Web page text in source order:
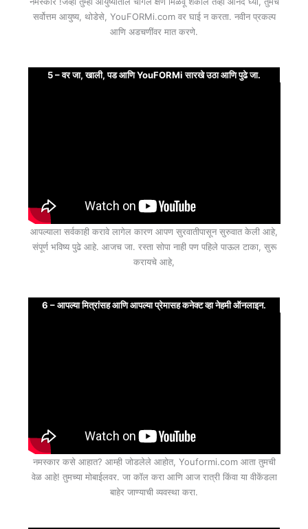
सर्वोत्तम आयुष्य, थोडेसे, YouFORMi.com वर घाई न करता. नवीन प्रकल्प
आणि अडचणींवर मात करणे.
5 – वर जा, खाली, पड आणि YouFORMi सारखे उठा आणि पुढे जा.
आपल्याला सर्वकाही करावे लागेल कारण आपण सुरवातीपासून सुरुवात केली आहे,
संपूर्ण भविष्य पुढे आहे. आजच जा. रस्ता सोपा नाही पण पहिले पाऊल टाका, सुरू
करायचे आहे,
6 – आपल्या मित्रांसह आणि आपल्या प्रेमासह कनेक्ट व्हा नेहमी ऑनलाइन.
नमस्कार कसे आहात? आम्ही जोडलेले आहोत, Youformi.com आता तुमची
वेळ आहे! तुमच्या मोबाईलवर. जा कॉल करा आणि आज रात्री किंवा या वीकेंडला
बाहेर जाण्याची व्यवस्था करा.